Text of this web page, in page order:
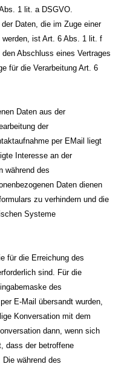
1 lit. a DSGVO.
Daten, die im Zuge einer
werden, ist Art. 6 Abs. 1 lit. f
Abschluss eines Vertrages
für die Verarbeitung Art. 6
Daten aus der
der
per EMail liegt
Interesse an der
während des
Daten dienen
zu verhindern und die
Systeme
für die Erreichung des
sind. Für die
des
E-Mail übersandt wurden,
Konversation mit dem
dann, wenn sich
dass der betroffene
während des